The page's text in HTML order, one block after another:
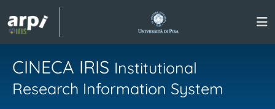
CINECA IRIS Institutional
Research Information System